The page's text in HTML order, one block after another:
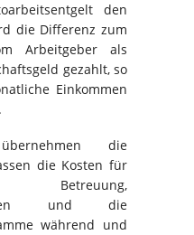
den
die Differenz zum
Arbeitgeber als
gezahlt, so
Einkommen
die
die Kosten für
und die
während und